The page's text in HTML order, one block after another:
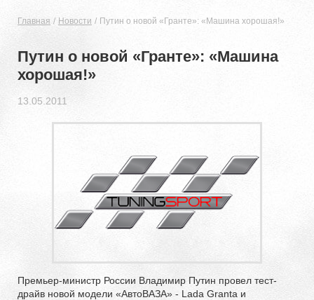
Главная Новости Путин о новой «Гранте»: «Машина хорошая!»
Путин о новой «Гранте»: «Машина
хорошая!»
13.05.2011
Премьер-министр России Владимир Путин провел тест-
драйв новой модели «АвтоВАЗА» - Lada Granta и